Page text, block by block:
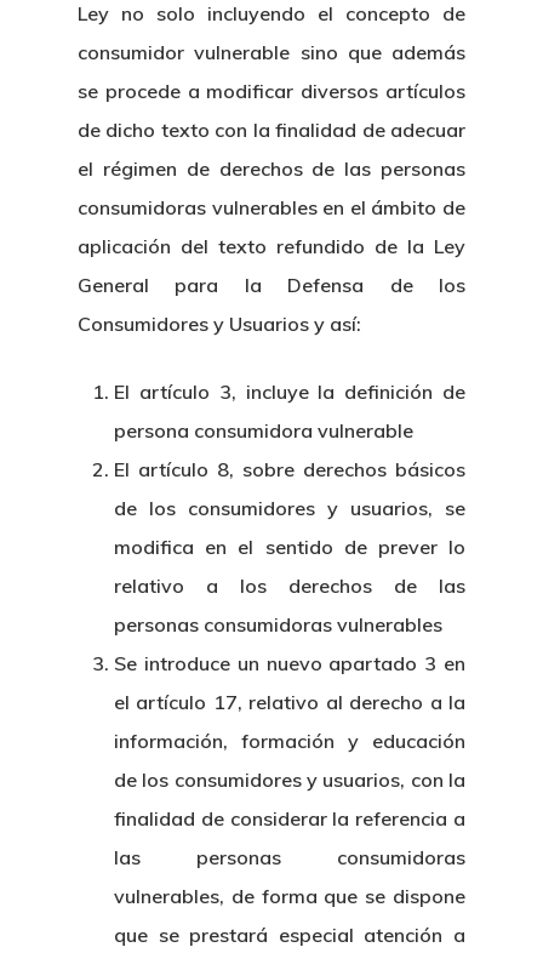
Ley no solo incluyendo el concepto de
consumidor vulnerable sino que además
se procede a modificar diversos artículos
de dicho texto con la finalidad de adecuar
el régimen de derechos de las personas
consumidoras vulnerables en el ámbito de
aplicación del texto refundido de la Ley
General para la Defensa de los
Consumidores y Usuarios y así:
El artículo 3, incluye la definición de
persona consumidora vulnerable
El artículo 8, sobre derechos básicos
de los consumidores y usuarios, se
modifica en el sentido de prever lo
relativo a los derechos de las
personas consumidoras vulnerables
Se introduce un nuevo apartado 3 en
el artículo 17, relativo al derecho a la
información, formación y educación
de los consumidores y usuarios, con la
finalidad de considerar la referencia a
las personas consumidoras
vulnerables, de forma que se dispone
que se prestará especial atención a